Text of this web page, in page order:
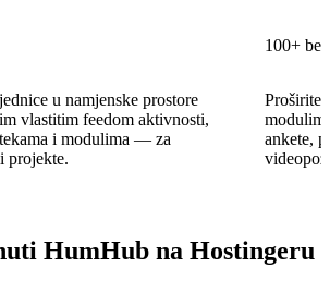
u namjenske prostore
vlastitim feedom aktivnosti,
i modulima — za
projekte.
100+
Proširite
ankete,
HumHub na Hostingeru